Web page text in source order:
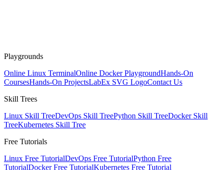
Playgrounds
Online Linux TerminalOnline Docker PlaygroundHands-On
CoursesHands-On ProjectsLabEx SVG LogoContact Us
Skill Trees
Linux Skill TreeDevOps Skill TreePython Skill TreeDocker Skill
TreeKubernetes Skill Tree
Free Tutorials
Linux Free TutorialDevOps Free TutorialPython Free
TutorialDocker Free TutorialKubernetes Free Tutorial